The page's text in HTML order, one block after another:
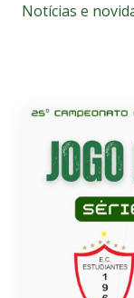
Notícias e